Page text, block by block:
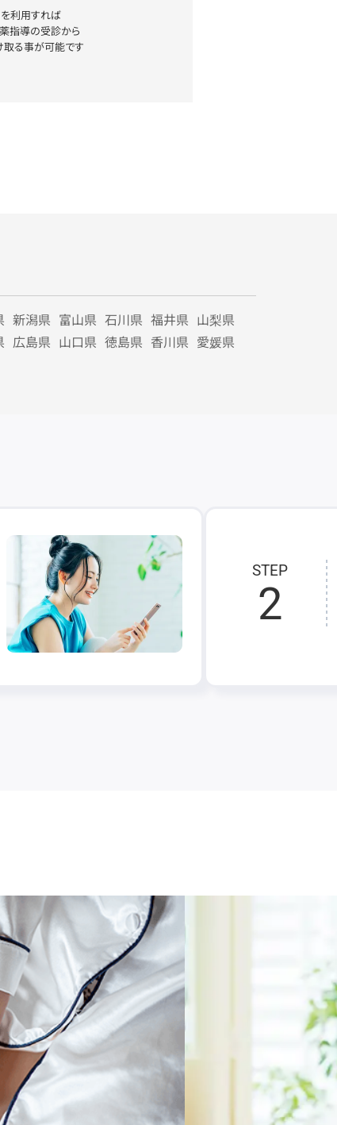
を利用すれば
指導の受診から
る事が可能です
新潟県 富山県 石川県 福井県 山梨県
広島県 山口県 徳島県 香川県 愛媛県
STEP
2